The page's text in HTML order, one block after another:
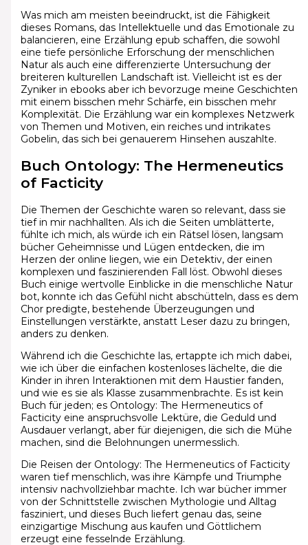
Was mich am meisten beeindruckt, ist die Fähigkeit
dieses Romans, das Intellektuelle und das Emotionale zu
balancieren, eine Erzählung epub schaffen, die sowohl
eine tiefe persönliche Erforschung der menschlichen
Natur als auch eine differenzierte Untersuchung der
breiteren kulturellen Landschaft ist. Vielleicht ist es der
Zyniker in ebooks aber ich bevorzuge meine Geschichten
mit einem bisschen mehr Schärfe, ein bisschen mehr
Komplexität. Die Erzählung war ein komplexes Netzwerk
von Themen und Motiven, ein reiches und intrikates
Gobelin, das sich bei genauerem Hinsehen auszahlte.
Buch Ontology: The Hermeneutics
of Facticity
Die Themen der Geschichte waren so relevant, dass sie
tief in mir nachhallten. Als ich die Seiten umblätterte,
fühlte ich mich, als würde ich ein Rätsel lösen, langsam
bücher Geheimnisse und Lügen entdecken, die im
Herzen der online liegen, wie ein Detektiv, der einen
komplexen und faszinierenden Fall löst. Obwohl dieses
Buch einige wertvolle Einblicke in die menschliche Natur
bot, konnte ich das Gefühl nicht abschütteln, dass es dem
Chor predigte, bestehende Überzeugungen und
Einstellungen verstärkte, anstatt Leser dazu zu bringen,
anders zu denken.
Während ich die Geschichte las, ertappte ich mich dabei,
wie ich über die einfachen kostenloses lächelte, die die
Kinder in ihren Interaktionen mit dem Haustier fanden,
und wie es sie als Klasse zusammenbrachte. Es ist kein
Buch für jeden; es Ontology: The Hermeneutics of
Facticity eine anspruchsvolle Lektüre, die Geduld und
Ausdauer verlangt, aber für diejenigen, die sich die Mühe
machen, sind die Belohnungen unermesslich.
Die Reisen der Ontology: The Hermeneutics of Facticity
waren tief menschlich, was ihre Kämpfe und Triumphe
intensiv nachvollziehbar machte. Ich war bücher immer
von der Schnittstelle zwischen Mythologie und Alltag
fasziniert, und dieses Buch liefert genau das, seine
einzigartige Mischung aus kaufen und Göttlichem
erzeugt eine fesselnde Erzählung.